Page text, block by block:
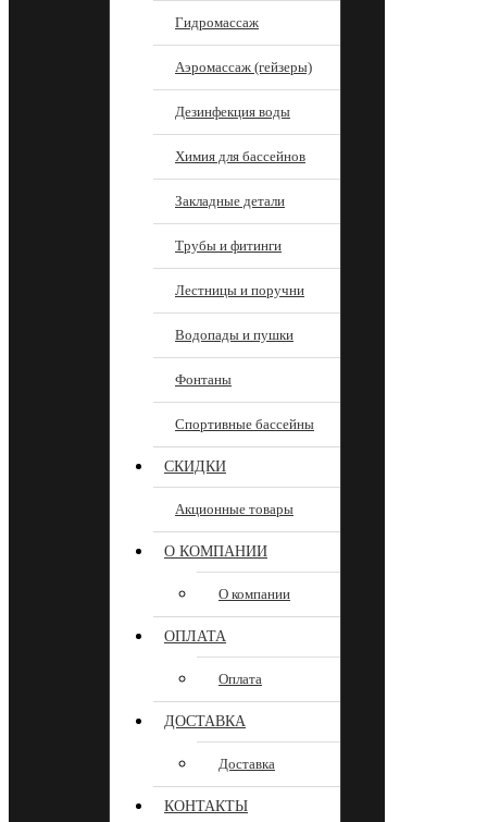
Гидромассаж
Аэромассаж (гейзеры)
Дезинфекция воды
Химия для бассейнов
Закладные детали
Трубы и фитинги
Лестницы и поручни
Водопады и пушки
Фонтаны
Спортивные бассейны
СКИДКИ
Акционные товары
О КОМПАНИИ
О компании
ОПЛАТА
Оплата
ДОСТАВКА
Доставка
КОНТАКТЫ